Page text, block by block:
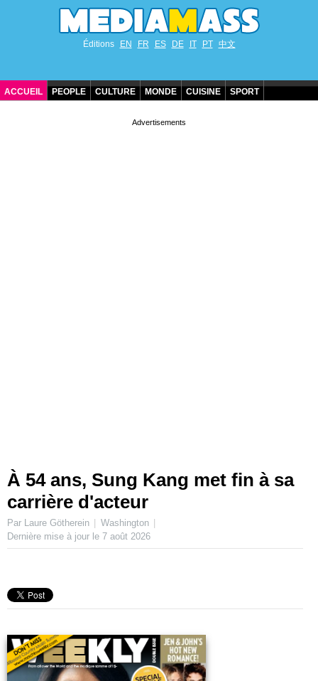
Éditions EN FR ES DE IT PT 中文
ACCUEIL PEOPLE CULTURE MONDE CUISINE SPORT
À 54 ans, Sung Kang met fin à sa
carrière d'acteur
Par Laure Götherein
Washington
Dernière mise à jour le 7 août 2026